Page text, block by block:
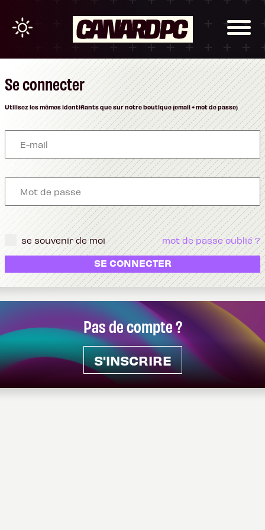
Pas de compte ?
S'INSCRIRE
Se connecter
Utilisez les mêmes identifiants que sur notre boutique (email + mot de passe)
se souvenir de moi mot de passe oublié ?
SE CONNECTER